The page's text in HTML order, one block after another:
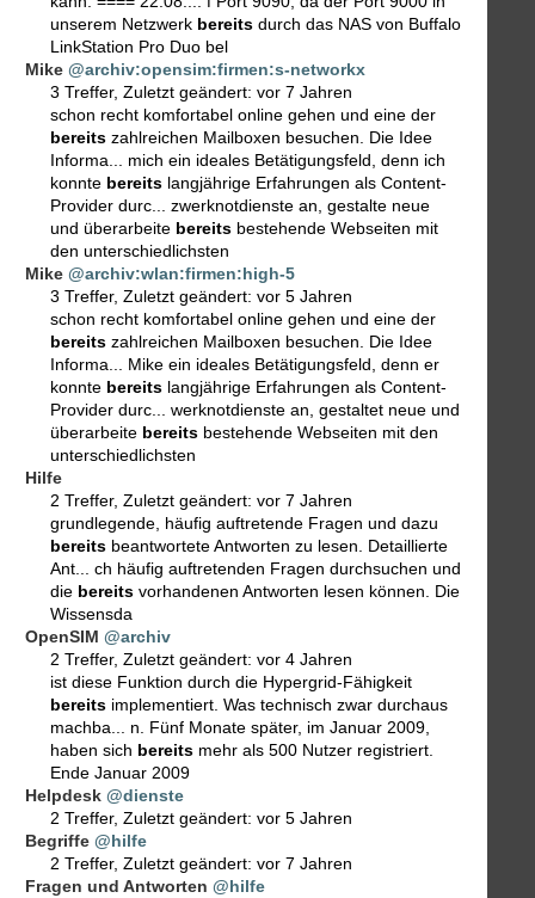
unserem Netzwerk bereits durch das NAS von Buffalo
LinkStation Pro Duo bel
Mike @archiv:opensim:firmen:s-networkx
3 Treffer, Zuletzt geändert: vor 7 Jahren
schon recht komfortabel online gehen und eine der
bereits zahlreichen Mailboxen besuchen. Die Idee
Informa... mich ein ideales Betätigungsfeld, denn ich
konnte bereits langjährige Erfahrungen als Content-
Provider durc... zwerknotdienste an, gestalte neue
und überarbeite bereits bestehende Webseiten mit
den unterschiedlichsten
Mike @archiv:wlan:firmen:high-5
3 Treffer, Zuletzt geändert: vor 5 Jahren
schon recht komfortabel online gehen und eine der
bereits zahlreichen Mailboxen besuchen. Die Idee
Informa... Mike ein ideales Betätigungsfeld, denn er
konnte bereits langjährige Erfahrungen als Content-
Provider durc... werknotdienste an, gestaltet neue und
überarbeite bereits bestehende Webseiten mit den
unterschiedlichsten
Hilfe
2 Treffer, Zuletzt geändert: vor 7 Jahren
grundlegende, häufig auftretende Fragen und dazu
bereits beantwortete Antworten zu lesen. Detaillierte
Ant... ch häufig auftretenden Fragen durchsuchen und
die bereits vorhandenen Antworten lesen können. Die
Wissensda
OpenSIM @archiv
2 Treffer, Zuletzt geändert: vor 4 Jahren
ist diese Funktion durch die Hypergrid-Fähigkeit
bereits implementiert. Was technisch zwar durchaus
machba... n. Fünf Monate später, im Januar 2009,
haben sich bereits mehr als 500 Nutzer registriert.
Ende Januar 2009
Helpdesk @dienste
2 Treffer, Zuletzt geändert: vor 5 Jahren
Begriffe @hilfe
2 Treffer, Zuletzt geändert: vor 7 Jahren
Fragen und Antworten @hilfe